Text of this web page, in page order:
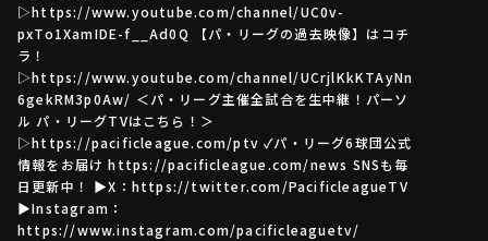
▷https://www.youtube.com/channel/UC0v-
pxTo1XamIDE-f__Ad0Q 【パ・リーグの過去映像】はコチ
ラ！
▷https://www.youtube.com/channel/UCrjlKkKTAyNn
6gekRM3p0Aw/ ＜パ・リーグ主催全試合を生中継！パーソ
ル パ・リーグTVはこちら！＞
▷https://pacificleague.com/ptv ✓パ・リーグ6球団公式
情報をお届け https://pacificleague.com/news SNSも毎
日更新中！ ▶X：https://twitter.com/PacificleagueTV
▶Instagram：
https://www.instagram.com/pacificleaguetv/